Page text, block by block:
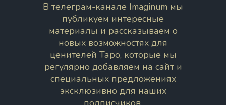
В телеграм-канале Imaginum мы
публикуем интересные
материалы и рассказываем о
новых возможностях для
ценителей Таро, которые мы
регулярно добавляем на сайт и
специальных предложениях
эксклюзивно для наших